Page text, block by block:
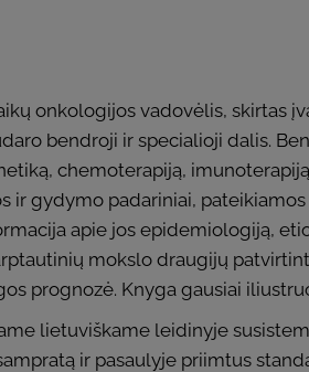
onkologijos vadovėlis, skirtas
bendroji ir specialioji dalis.
chemoterapiją,
ir gydymo padariniai,
apie jos epidemiologiją,
mokslo draugijų
prognozė. Knyga gausiai
lietuviškame leidinyje
ir pasaulyje priimtus